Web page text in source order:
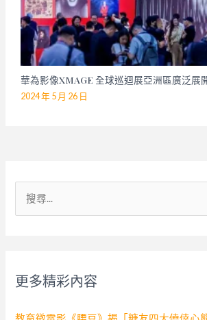
華為影像XMAGE 全球巡迴展亞洲區廣泛展
2024 年 5 月 26 日
:
更多精彩內容